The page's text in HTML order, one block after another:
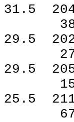
31.5
38
29.5
27
29.5
15
25.5
67